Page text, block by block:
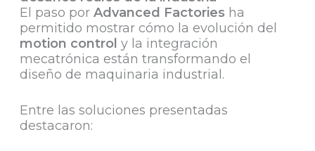
El paso por Advanced Factories ha
permitido mostrar cómo la evolución del
motion control y la integración
mecatrónica están transformando el
diseño de maquinaria industrial.
Entre las soluciones presentadas
destacaron: